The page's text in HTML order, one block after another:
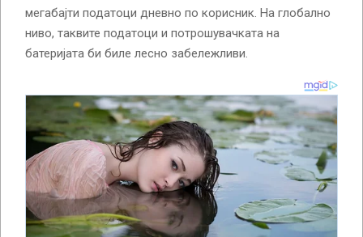
мегабајти податоци дневно по корисник. На глобално
ниво, таквите податоци и потрошувачката на
батеријата би биле лесно забележливи.